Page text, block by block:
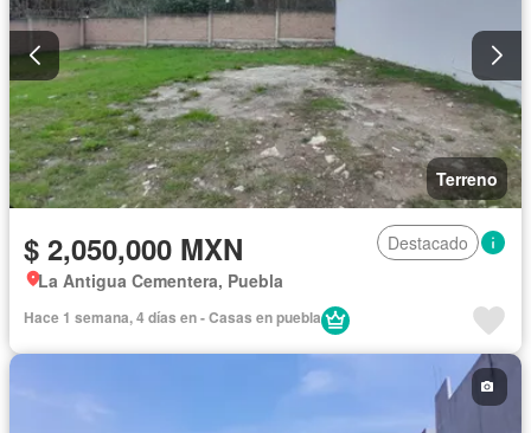
Terreno
$ 2,050,000 MXN
Destacado
La Antigua Cementera, Puebla
Hace 1 semana, 4 días en - Casas en puebla